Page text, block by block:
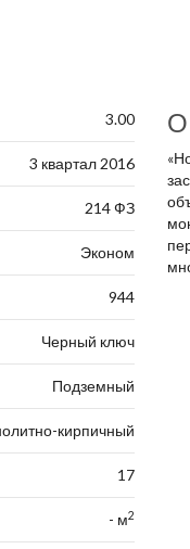
3.00
3 квартал 2016
214 ФЗ
Эконом
944
Черный ключ
Подземный
кирпичный
17
- м2
О